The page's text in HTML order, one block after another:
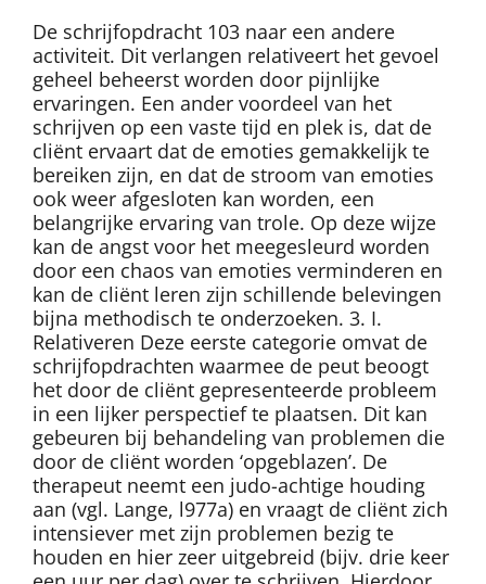
De schrijfopdracht 103 naar een andere
activiteit. Dit verlangen relativeert het gevoel
geheel beheerst worden door pijnlijke
ervaringen. Een ander voordeel van het
schrijven op een vaste tijd en plek is, dat de
cliënt ervaart dat de emoties gemakkelijk te
bereiken zijn, en dat de stroom van emoties
ook weer afgesloten kan worden, een
belangrijke ervaring van trole. Op deze wijze
kan de angst voor het meegesleurd worden
door een chaos van emoties verminderen en
kan de cliënt leren zijn schillende belevingen
bijna methodisch te onderzoeken. 3. I.
Relativeren Deze eerste categorie omvat de
schrijfopdrachten waarmee de peut beoogt
het door de cliënt gepresenteerde probleem
in een lijker perspectief te plaatsen. Dit kan
gebeuren bij behandeling van problemen die
door de cliënt worden ‘opgeblazen’. De
therapeut neemt een judo-achtige houding
aan (vgl. Lange, l977a) en vraagt de cliënt zich
intensiever met zijn problemen bezig te
houden en hier zeer uitgebreid (bijv. drie keer